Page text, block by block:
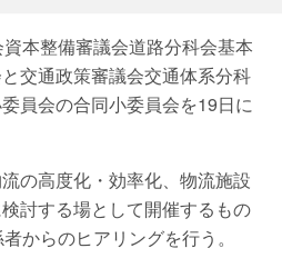
本整備審議会道路分科会基本
交通政策審議会交通体系分科
員会の合同小委員会を19日に
の高度化・効率化、物流施設
討する場として開催するもの
からのヒアリングを行う。